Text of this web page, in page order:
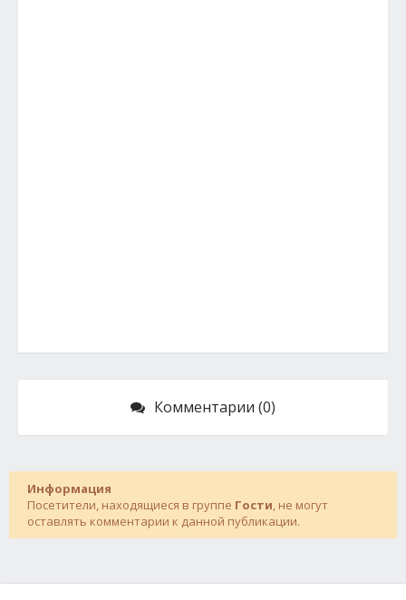
Комментарии (0)
Информация
Посетители, находящиеся в группе Гости, не могут
оставлять комментарии к данной публикации.